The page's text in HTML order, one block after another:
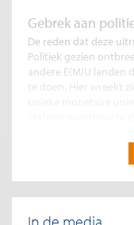
Gebrek aan
De reden dat deze
Politiek gezien
andere E(M)U landen
te doen. Hier wreekt
bestendig kan zijn
de daarbij